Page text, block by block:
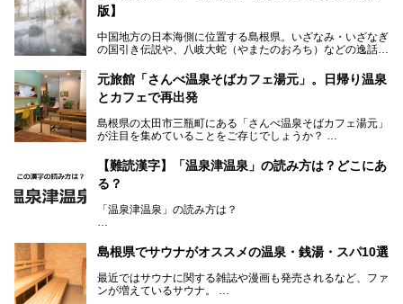
版】
中国地方の日本海側に位置する島根県。いざなみ・いざなぎ
の国引き伝説や、八岐大蛇（やまたのおろち）などの逸話が
の参拝客が訪れます。「出雲縁結び空港」への直行便なら、
首都圏からでも実は2時間圏内で到着できるアクセスも魅力
です。
市）など、古くから知られる温泉郷が多くあります。ゆった
り流れる時間のなかで、心の底からのんびりできるスーパー
元旅館「さんべ温泉そばカフェ湯元」。日帰り温泉
とカフェで再出発
島根県の太田市三瓶町にある「さんべ温泉そばカフェ湯元」
が注目を集めていることをご存じでしょうか？
「さんべ温泉そばカフェ湯元」は日帰り温泉と、名物のそば
を提供するカフェという新しい営業スタイルで、観光客に限
らず地元民にも親しまれています。
宿泊をせずとも、気軽に源泉のお湯をつかった温泉と、美味
しいそばが楽しめるなんて、とても素敵ですよね。
を経て現在のスタイルに辿り着いているのです。
【難読漢字】「温泉津温泉」の読み方は？どこにあ
る？
「温泉津温泉」の読み方は？
か？
島根県でサウナがオススメの温泉・銭湯・スパ10選
最近ではサウナに関する雑誌や漫画も発売されるなど、ファ
ンが増えているサウナ。